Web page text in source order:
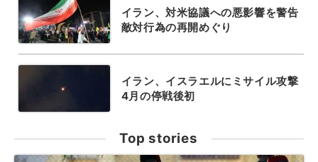
イラン、対米協議への悪影響を警告
敵対行為の再開めぐり
イラン、イスラエルにミサイル攻撃
4月の停戦後初
Top stories